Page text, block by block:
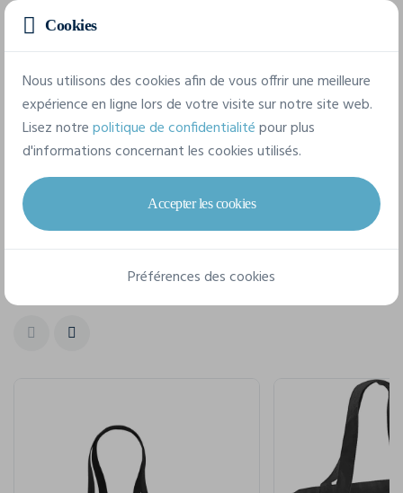
Fiche technique
Pour un style complet
Cookies
Nous utilisons des cookies afin de vous offrir une meilleure
expérience en ligne lors de votre visite sur notre site web.
Lisez notrepolitique de confidentialitépour plus
d'informations concernant les cookies utilisés.
Accepter les cookies
Préférences des cookies